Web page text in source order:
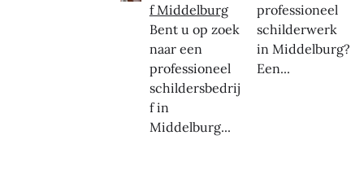
f Middelburg
Bent u op zoek
naar een
professioneel
schildersbedrij
f in
Middelburg...
professioneel
schilderwerk
in Middelburg?
Een...